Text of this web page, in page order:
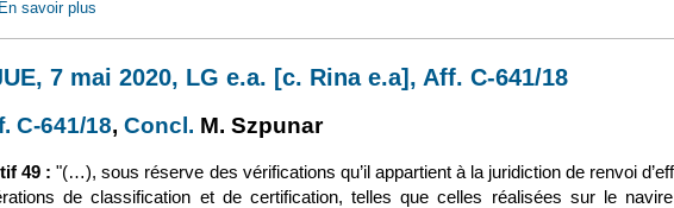
En savoir plus
7 mai 2020, LG e.a. [c. Rina e.a], Aff. C-641/18
C-641/18(le lien est externe)
, Concl. (le lien est externe)
M. Szpunar
49 : "(…), sous réserve des vérifications qu’il appartient à la juridiction de renvoi
de classification et de certification, telles que celles réalisées sur le